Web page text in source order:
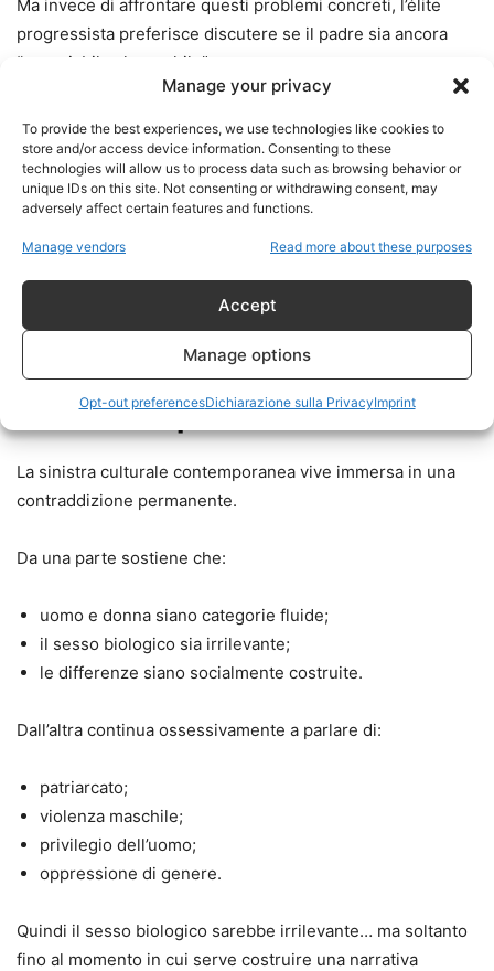
Manage your privacy
To provide the best experiences, we use technologies like cookies to
store and/or access device information. Consenting to these
technologies will allow us to process data such as browsing behavior or
unique IDs on this site. Not consenting or withdrawing consent, may
adversely affect certain features and functions.
Manage vendors Read more about these purposes
Accept
Manage options
Opt-out preferencesDichiarazione sulla PrivacyImprint
Ma invece di affrontare questi problemi concreti, l’élite
progressista preferisce discutere se il padre sia ancora
“associabile al maschile”.
È il trionfo della decadenza culturale.
La Contraddizione Totale
del Progressismo
“Il Genere Non Conta”… Ma
Conta Sempre
La sinistra culturale contemporanea vive immersa in una
contraddizione permanente.
Da una parte sostiene che:
uomo e donna siano categorie fluide;
il sesso biologico sia irrilevante;
le differenze siano socialmente costruite.
Dall’altra continua ossessivamente a parlare di:
patriarcato;
violenza maschile;
privilegio dell’uomo;
oppressione di genere.
Quindi il sesso biologico sarebbe irrilevante… ma soltanto
fino al momento in cui serve costruire una narrativa